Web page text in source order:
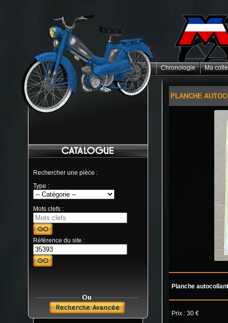
Rechercher une pièce :
Type :
Mots clefs :
Référence du site :
Chronologie Ma
PLANCHE
Planche
Prix : 30 €